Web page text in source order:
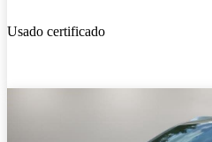
Usado certificado